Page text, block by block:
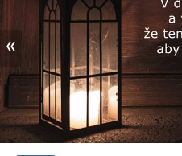
«